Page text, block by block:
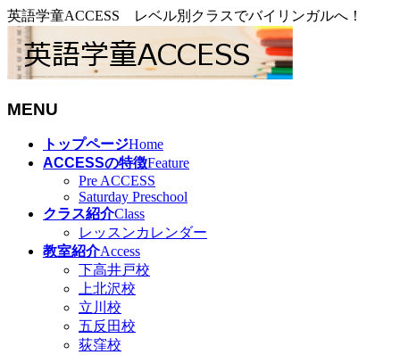
英語学童ACCESS レベル別クラスでバイリンガルへ！
MENU
トップページHome
ACCESSの特徴Feature
Pre ACCESS
Saturday Preschool
クラス紹介Class
レッスンカレンダー
教室紹介Access
下高井戸校
上北沢校
立川校
五反田校
荻窪校